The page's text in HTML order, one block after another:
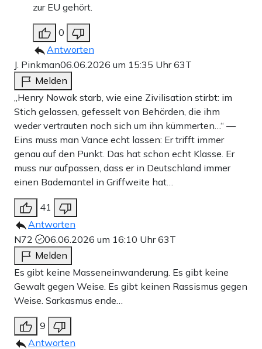
zur EU gehört.
0
Antworten
J. Pinkman06.06.2026 um 15:35 Uhr63T
Melden
„Henry Nowak starb, wie eine Zivilisation stirbt: im
Stich gelassen, gefesselt von Behörden, die ihm
weder vertrauten noch sich um ihn kümmerten…“ —
Eins muss man Vance echt lassen: Er trifft immer
genau auf den Punkt. Das hat schon echt Klasse. Er
muss nur aufpassen, dass er in Deutschland immer
einen Bademantel in Griffweite hat…
41
Antworten
N72
06.06.2026 um 16:10 Uhr63T
Melden
Es gibt keine Masseneinwanderung. Es gibt keine
Gewalt gegen Weise. Es gibt keinen Rassismus gegen
Weise. Sarkasmus ende…
9
Antworten